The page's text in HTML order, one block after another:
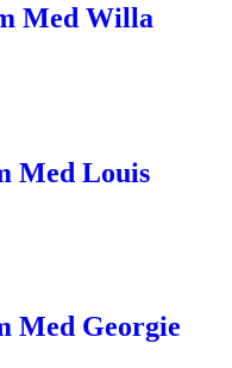
Med Willa
Med Louis
Med Georgie